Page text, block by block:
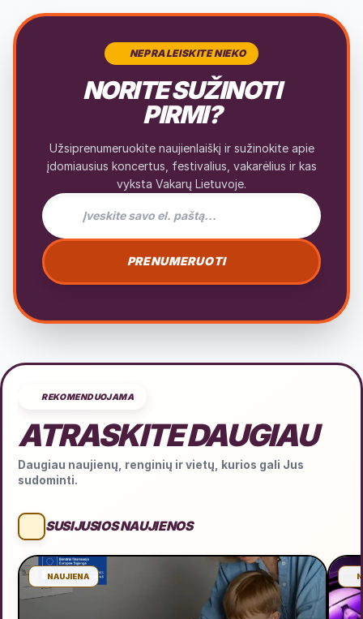
NEPRALEISKITE NIEKO
NORITE SUŽINOTI
PIRMI?
Užsiprenumeruokite naujienlaiškį ir sužinokite apie
įdomiausius koncertus, festivalius, vakarėlius ir kas
vyksta Vakarų Lietuvoje.
El. pašto adresas naujienlaiškiui
PRENUMERUOTI
REKOMENDUOJAMA
ATRASKITE DAUGIAU
Daugiau naujienų, renginių ir vietų, kurios gali Jus
sudominti.
SUSIJUSIOS NAUJIENOS
NAUJIENA